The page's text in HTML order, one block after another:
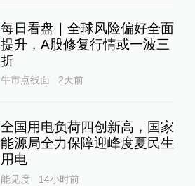
每日看盘｜全球风险偏好全面
提升，A股修复行情或一波三
折
牛市点线面 2天前
全国用电负荷四创新高，国家
能源局全力保障迎峰度夏民生
用电
能见度 14小时前